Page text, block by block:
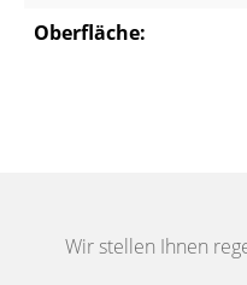
Oberfläche:
Wir stellen Ihnen